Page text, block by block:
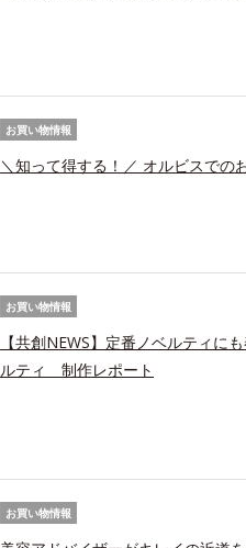
お買い物情報
＼知って得する！／ オルビスでの
お買い物情報
【共創NEWS】定番ノベルティに
ルティ 制作レポート
お買い物情報